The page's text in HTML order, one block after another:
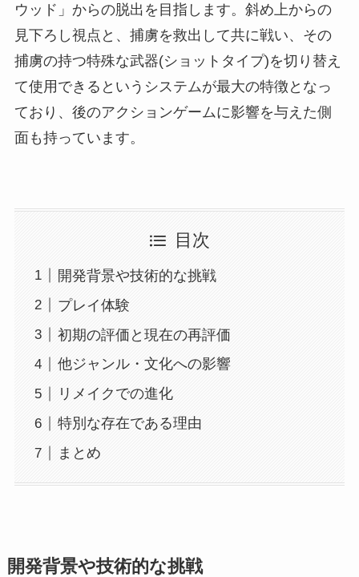
ウッド」からの脱出を目指します。斜め上からの
見下ろし視点と、捕虜を救出して共に戦い、その
捕虜の持つ特殊な武器(ショットタイプ)を切り替え
て使用できるというシステムが最大の特徴となっ
ており、後のアクションゲームに影響を与えた側
面も持っています。
目次
開発背景や技術的な挑戦
プレイ体験
初期の評価と現在の再評価
他ジャンル・文化への影響
リメイクでの進化
特別な存在である理由
まとめ
開発背景や技術的な挑戦